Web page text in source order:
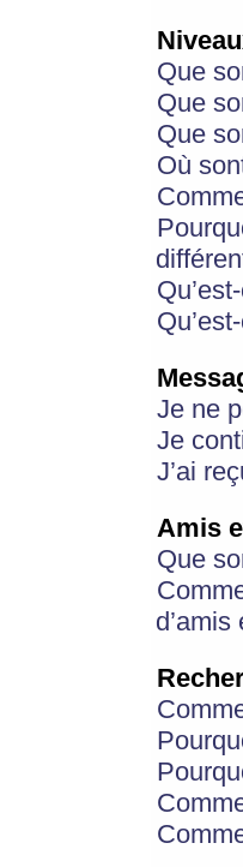
Que
Que
Que
Où
Je ne
Je
J’ai
Amis
Que
d’amis